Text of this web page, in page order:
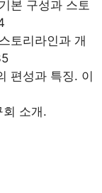
본 구성과 스토
토리라인과 개
편성과 특징. 이
회 소개.